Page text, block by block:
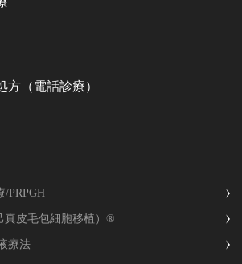
方（電話診療）
/PRPGH
真皮毛包細胞移植）®
療法